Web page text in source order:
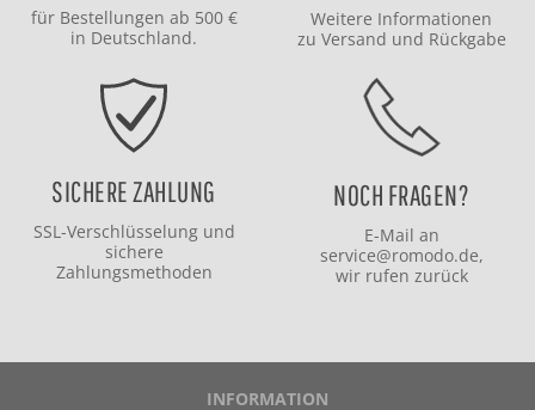
für Bestellungen ab 500 €
in Deutschland.
Weitere Informationen
zu Versand und Rückgabe
SICHERE ZAHLUNG
SSL-Verschlüsselung und
sichere
Zahlungsmethoden
NOCH FRAGEN?
E-Mail an
service@romodo.de,
wir rufen zurück
INFORMATION